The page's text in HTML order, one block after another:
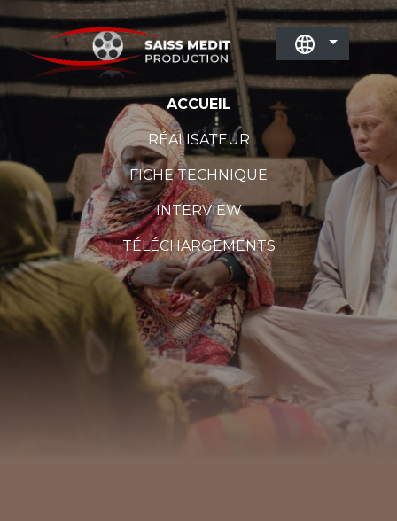
ACCUEIL
RÉALISATEUR
FICHE TECHNIQUE
INTERVIEW
TÉLÉCHARGEMENTS